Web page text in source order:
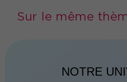
Sur le même
NOTRE